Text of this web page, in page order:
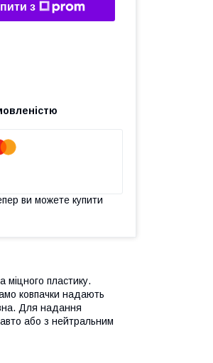
з
ви можете купити
міцного пластику.
ковпачки надають
Для надання
або з нейтральним